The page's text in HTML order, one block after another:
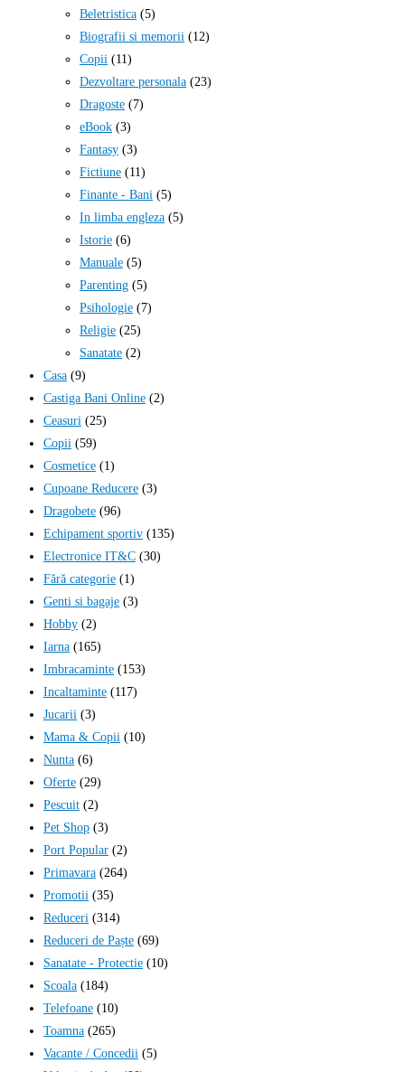
Beletristica (5)
Biografii si memorii (12)
Copii (11)
Dezvoltare personala (23)
Dragoste (7)
eBook (3)
Fantasy (3)
Fictiune (11)
Finante - Bani (5)
In limba engleza (5)
Istorie (6)
Manuale (5)
Parenting (5)
Psihologie (7)
Religie (25)
Sanatate (2)
Casa (9)
Castiga Bani Online (2)
Ceasuri (25)
Copii (59)
Cosmetice (1)
Cupoane Reducere (3)
Dragobete (96)
Echipament sportiv (135)
Electronice IT&C (30)
Fără categorie (1)
Genti si bagaje (3)
Hobby (2)
Iarna (165)
Imbracaminte (153)
Incaltaminte (117)
Jucarii (3)
Mama & Copii (10)
Nunta (6)
Oferte (29)
Pescuit (2)
Pet Shop (3)
Port Popular (2)
Primavara (264)
Promotii (35)
Reduceri (314)
Reduceri de Paște (69)
Sanatate - Protectie (10)
Scoala (184)
Telefoane (10)
Toamna (265)
Vacante / Concedii (5)